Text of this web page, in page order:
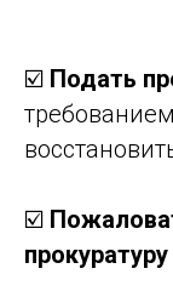
☑️ Подать
☑️
прокуратуру